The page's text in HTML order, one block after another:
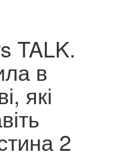
TALK.
в
які
2